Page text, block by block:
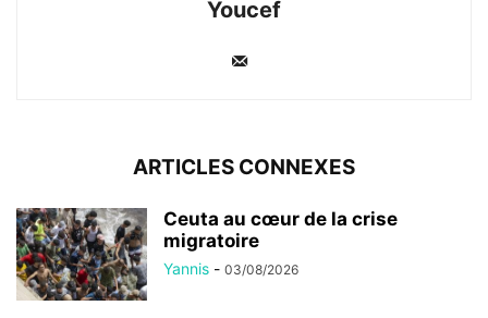
Youcef
ARTICLES CONNEXES
Ceuta au cœur de la crise
migratoire
Yannis - 03/08/2026